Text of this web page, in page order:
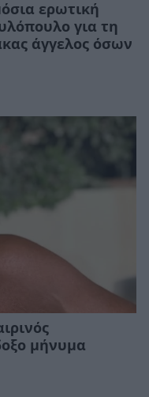
ερωτική
για τη
άγγελος όσων
μήνυμα